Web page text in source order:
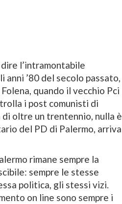
l’intramontabile
anni ’80 del secolo passato,
quando il vecchio Pci
i post comunisti di
di oltre un trentennio, nulla è
del PD di Palermo, arriva
rimane sempre la
sempre le stesse
politica, gli stessi vizi.
on line sono sempre i